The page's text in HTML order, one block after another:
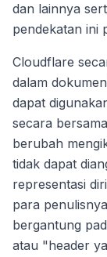
dan lainnya
pendekatan ini
Cloudflare
dalam
dapat
secara
berubah
tidak dapat
representasi
para
bergantung
atau "header